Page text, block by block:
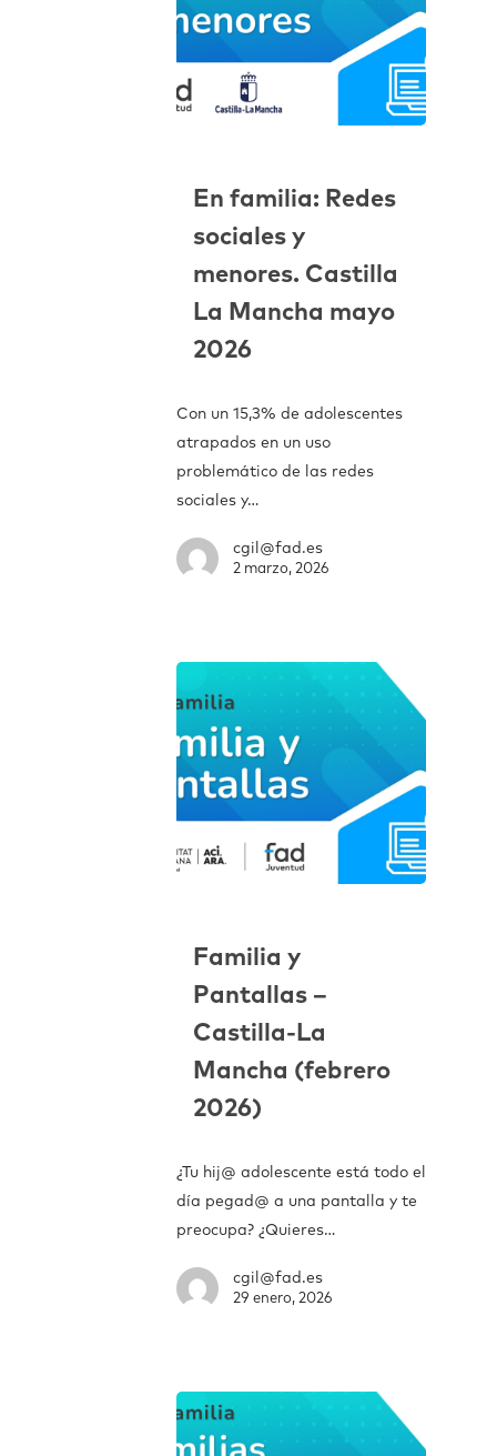
En familia: Redes
sociales y
menores. Castilla
La Mancha mayo
2026
Con un 15,3% de adolescentes
atrapados en un uso
problemático de las redes
sociales y…
cgil@fad.es
2 marzo, 2026
Familia y
Pantallas –
Castilla-La
Mancha (febrero
2026)
¿Tu hij@ adolescente está todo el
día pegad@ a una pantalla y te
preocupa? ¿Quieres…
cgil@fad.es
29 enero, 2026